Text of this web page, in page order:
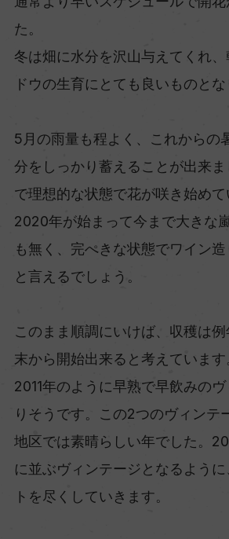
た。
冬は畑に水分を沢山与えてくれ
ドウの生育にとても良いものとな
5月の雨量も程よく、これからの
分をしっかり蓄えることが出来
で理想的な状態で花が咲き始めて
2020年が始まって今まで大きな
も無く、完ぺきな状態でワイン
と言えるでしょう。
このまま順調にいけば、収穫は
末から開始出来ると考えていま
2011年のように早熟で早飲みの
りそうです。この2つのヴィンテ
地区では素晴らしい年でした。
に並ぶヴィンテージとなるよう
トを尽くしていきます。